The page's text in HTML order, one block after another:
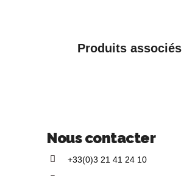
Produits associés
Nous contacter
+33(0)3 21 41 24 10